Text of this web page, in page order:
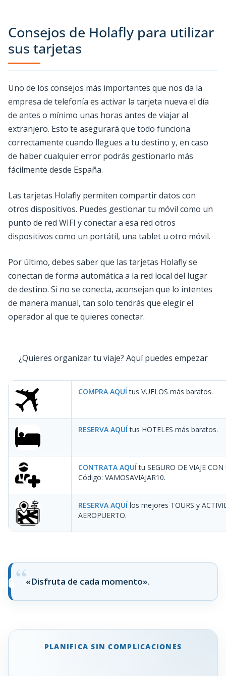
Consejos de Holafly para utilizar
sus tarjetas
Uno de los consejos más importantes que nos da la
empresa de telefonía es activar la tarjeta nueva el día
de antes o mínimo unas horas antes de viajar al
extranjero. Esto te asegurará que todo funciona
correctamente cuando llegues a tu destino y, en caso
de haber cualquier error podrás gestionarlo más
fácilmente desde España.
Las tarjetas Holafly permiten compartir datos con
otros dispositivos. Puedes gestionar tu móvil como un
punto de red WIFI y conectar a esa red otros
dispositivos como un portátil, una tablet u otro móvil.
Por último, debes saber que las tarjetas Holafly se
conectan de forma automática a la red local del lugar
de destino. Si no se conecta, aconsejan que lo intentes
de manera manual, tan solo tendrás que elegir el
operador al que te quieres conectar.
¿Quieres organizar tu viaje? Aquí puedes empezar
COMPRA AQUÍtus VUELOS más baratos.
RESERVA AQUÍtus HOTELES más baratos.
CONTRATA AQUÍtu SEGURO DE VIAJE
Código: VAMOSAVIAJAR10.
RESERVA AQUÍ los mejores TOURS y
AEROPUERTO.
«Disfruta de cada momento».
PLANIFICA SIN COMPLICACIONES